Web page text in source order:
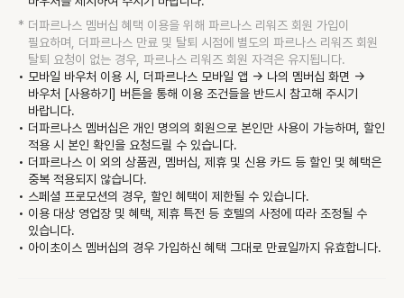
더파르나스 멤버십 혜택 이용을 위해 파르나스 리워즈 회원 가입이
필요하며, 더파르나스 만료 및 탈퇴 시점에 별도의 파르나스 리워즈 회원
탈퇴 요청이 없는 경우, 파르나스 리워즈 회원 자격은 유지됩니다.
모바일 바우처 이용 시, 더파르나스 모바일 앱 -> 나의 멤버십 화면 ->
바우처 [사용하기] 버튼을 통해 이용 조건들을 반드시 참고해 주시기
바랍니다.
더파르나스 멤버십은 개인 명의의 회원으로 본인만 사용이 가능하며, 할인
적용 시 본인 확인을 요청드릴 수 있습니다.
더파르나스 이 외의 상품권, 멤버십, 제휴 및 신용 카드 등 할인 및 혜택은
중복 적용되지 않습니다.
스페셜 프로모션의 경우, 할인 혜택이 제한될 수 있습니다.
이용 대상 영업장 및 혜택, 제휴 특전 등 호텔의 사정에 따라 조정될 수
있습니다.
아이초이스 멤버십의 경우 가입하신 혜택 그대로 만료일까지 유효합니다.